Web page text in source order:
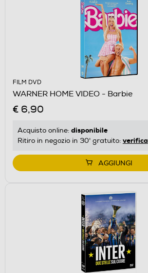
FILM DVD
WARNER HOME VIDEO - Barbie
€ 6,90
Acquisto online: disponibile
Ritiro in negozio in 30' gratuito: verifica
AGGIUNGI